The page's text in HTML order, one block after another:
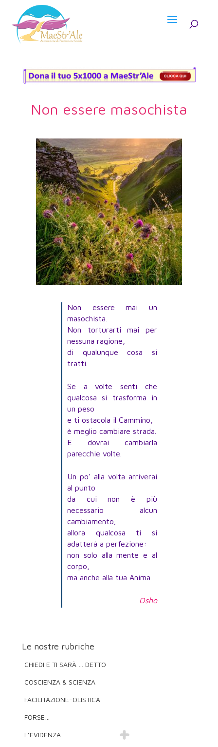
Non essere masochista
Non essere mai un
masochista.
Non torturarti mai per
nessuna ragione,
di qualunque cosa si
tratti.
Se a volte senti che
qualcosa si trasforma in
un peso
e ti ostacola il Cammino,
è meglio cambiare strada.
E dovrai cambiarla
parecchie volte.
Un po’ alla volta arriverai
al punto
da cui non è più
necessario alcun
cambiamento;
allora qualcosa ti si
adatterà a perfezione:
non solo alla mente e al
corpo,
ma anche alla tua Anima.
Osho
Le nostre rubriche
CHIEDI E TI SARÀ … DETTO
COSCIENZA & SCIENZA
FACILITAZIONE-OLISTICA
FORSE…
L’EVIDENZA